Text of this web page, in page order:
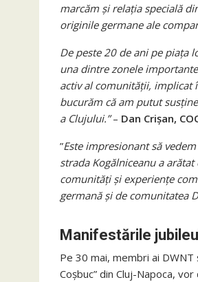
marcăm și relația specială
originile germane ale
De peste 20 de ani pe piața
una dintre zonele
activ al comunității, implicat
bucurăm că am putut
a Clujului.” – Dan Crișan,
”Este impresionant să
strada Kogălniceanu a
comunități și experiențe
germană și de comunitatea
Manifestările
Pe 30 mai, membri ai DWNT
Coșbuc” din Cluj-Napoca,